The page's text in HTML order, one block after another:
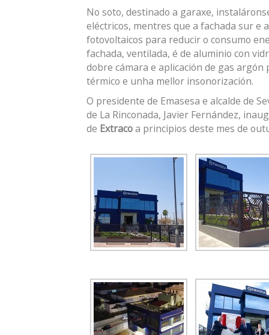
No soto, destinado a garaxe,
eléctricos, mentres que a fachada sur e
fotovoltaicos para reducir o consumo
fachada, ventilada, é de aluminio con
dobre cámara e aplicación de gas
térmico e unha mellor insonorización.
O presidente de Emasesa e alcalde de
de La Rinconada, Javier Fernández,
de Extracoa principios deste mes de